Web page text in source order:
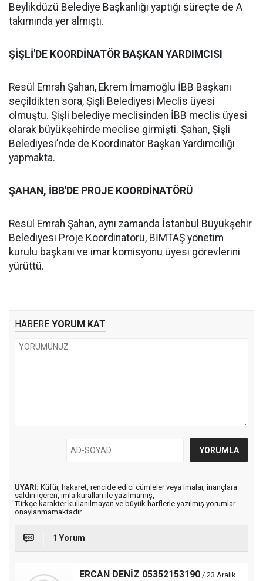
Beylikdüzü Belediye Başkanlığı yaptığı süreçte de A
takımında yer almıştı.
ŞİŞLİ'DE KOORDİNATÖR BAŞKAN YARDIMCISI
Resül Emrah Şahan, Ekrem İmamoğlu İBB Başkanı
seçildikten sora, Şişli Belediyesi Meclis üyesi
olmuştu. Şişli belediye meclisinden İBB meclis üyesi
olarak büyükşehirde meclise girmişti. Şahan, Şişli
Belediyesi’nde de Koordinatör Başkan Yardımcılığı
yapmakta.
ŞAHAN, İBB'DE PROJE KOORDİNATÖRÜ
Resül Emrah Şahan, aynı zamanda İstanbul Büyükşehir
Belediyesi Proje Koordinatörü, BİMTAŞ yönetim
kurulu başkanı ve imar komisyonu üyesi görevlerini
yürüttü.
HABERE YORUM KAT
UYARI: Küfür, hakaret, rencide edici cümleler veya imalar, inançlara
saldırı içeren, imla kuralları ile yazılmamış,
Türkçe karakter kullanılmayan ve büyük harflerle yazılmış yorumlar
onaylanmamaktadır.
1 Yorum
ERCAN DENİZ 05352153190 / 23 Aralık